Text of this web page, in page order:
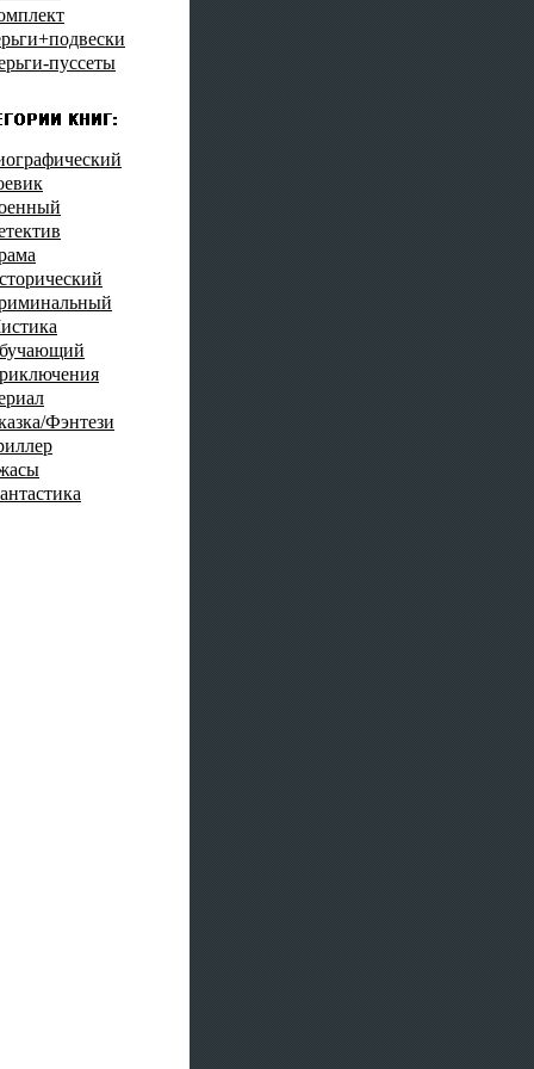
пуссеты
Фэнтези